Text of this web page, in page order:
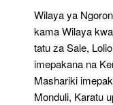
Wilaya ya
kama Wilaya
tatu za Sale,
imepakana na
Mashariki
Monduli, Karatu